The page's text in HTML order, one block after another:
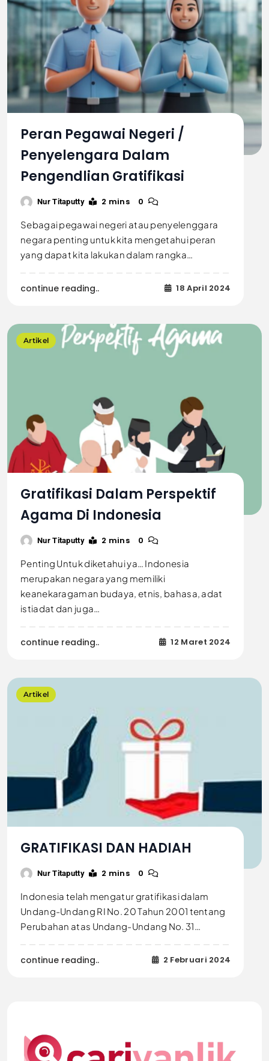
Peran Pegawai Negeri /
Penyelengara Dalam
Pengendlian Gratifikasi
Nur Titaputty 2 mins
0
Sebagai pegawai negeri atau penyelenggara
negara penting untuk kita mengetahui peran
yang dapat kita lakukan dalam rangka…
continue reading.. 18 April 2024
Artikel
Gratifikasi Dalam Perspektif
Agama Di Indonesia
Nur Titaputty 2 mins
0
Penting Untuk diketahui ya… Indonesia
merupakan negara yang memiliki
keanekaragaman budaya, etnis, bahasa, adat
istiadat dan juga…
continue reading.. 12 Maret 2024
Artikel
GRATIFIKASI DAN HADIAH
Nur Titaputty 2 mins
0
Indonesia telah mengatur gratifikasi dalam
Undang-Undang RI No. 20 Tahun 2001 tentang
Perubahan atas Undang-Undang No. 31…
continue reading.. 2 Februari 2024